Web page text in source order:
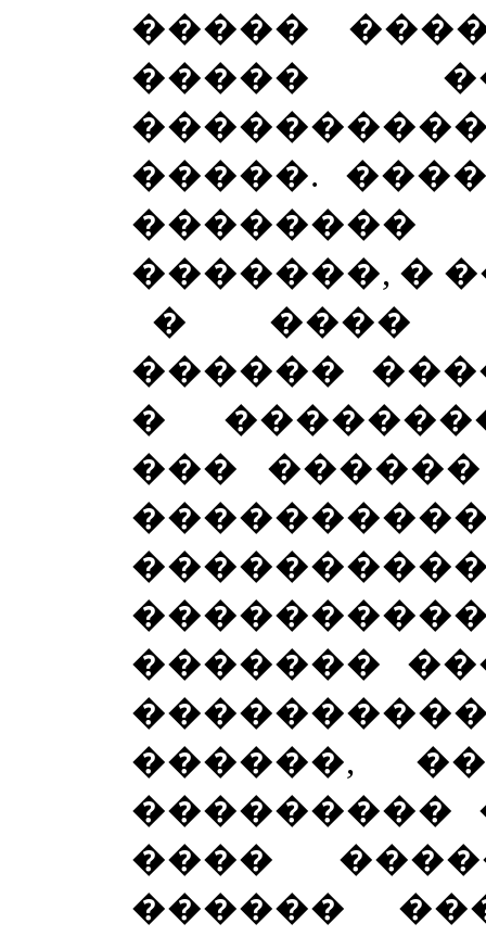
�����
�����
�����.
��������
�������, �
� ����
������
�
���
�������
������,
���������
����
������